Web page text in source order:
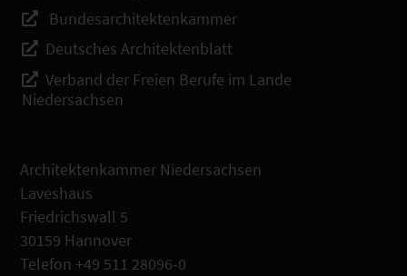
Bundesarchitektenkammer
Deutsches Architektenblatt
Verband der Freien Berufe im Lande
Niedersachsen
Architektenkammer Niedersachsen
Laveshaus
Friedrichswall 5
30159 Hannover
Telefon +49 511 28096-0